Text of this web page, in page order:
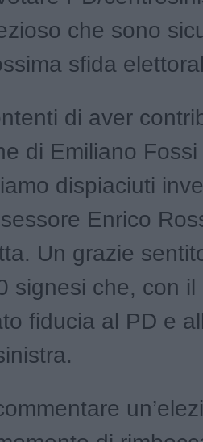
che sono
sfida
di aver
di Emiliano
dispiaciuti
Enrico
Un grazie
signesi che, con il
fiducia al PD e